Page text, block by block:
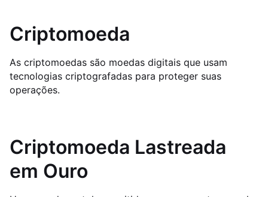
Criptomoeda
As criptomoedas são moedas digitais que usam
tecnologias criptografadas para proteger suas
operações.
Criptomoeda Lastreada
em Ouro